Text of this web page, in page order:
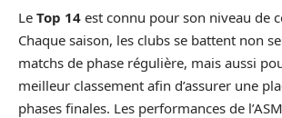
Le Top 14 est connu pour son niveau de
Chaque saison, les clubs se battent non
matchs de phase régulière, mais aussi
meilleur classement afin d’assurer une
phases finales. Les performances de